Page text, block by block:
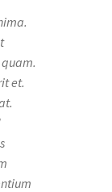
et.